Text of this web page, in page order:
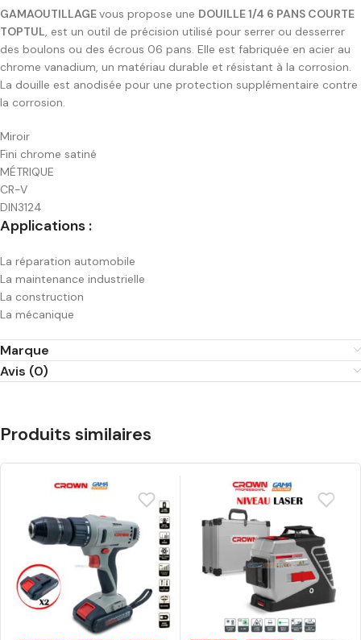
GAMAOUTILLAGEvous propose une DOUILLE 1/4 6 PANS COURTE
TOPTUL, est un outil de précision utilisé pour serrer ou desserrer
des boulons ou des écrous 06 pans. Elle est fabriquée en acier au
chrome vanadium, un matériau durable et résistant à la corrosion.
La douille est anodisée pour une protection supplémentaire contre
la corrosion.
Miroir
Fini chrome satiné
MÉTRIQUE
CR-V
DIN3124
Applications :
La réparation automobile
La maintenance industrielle
La construction
La mécanique
Marque
Avis (0)
Produits similaires